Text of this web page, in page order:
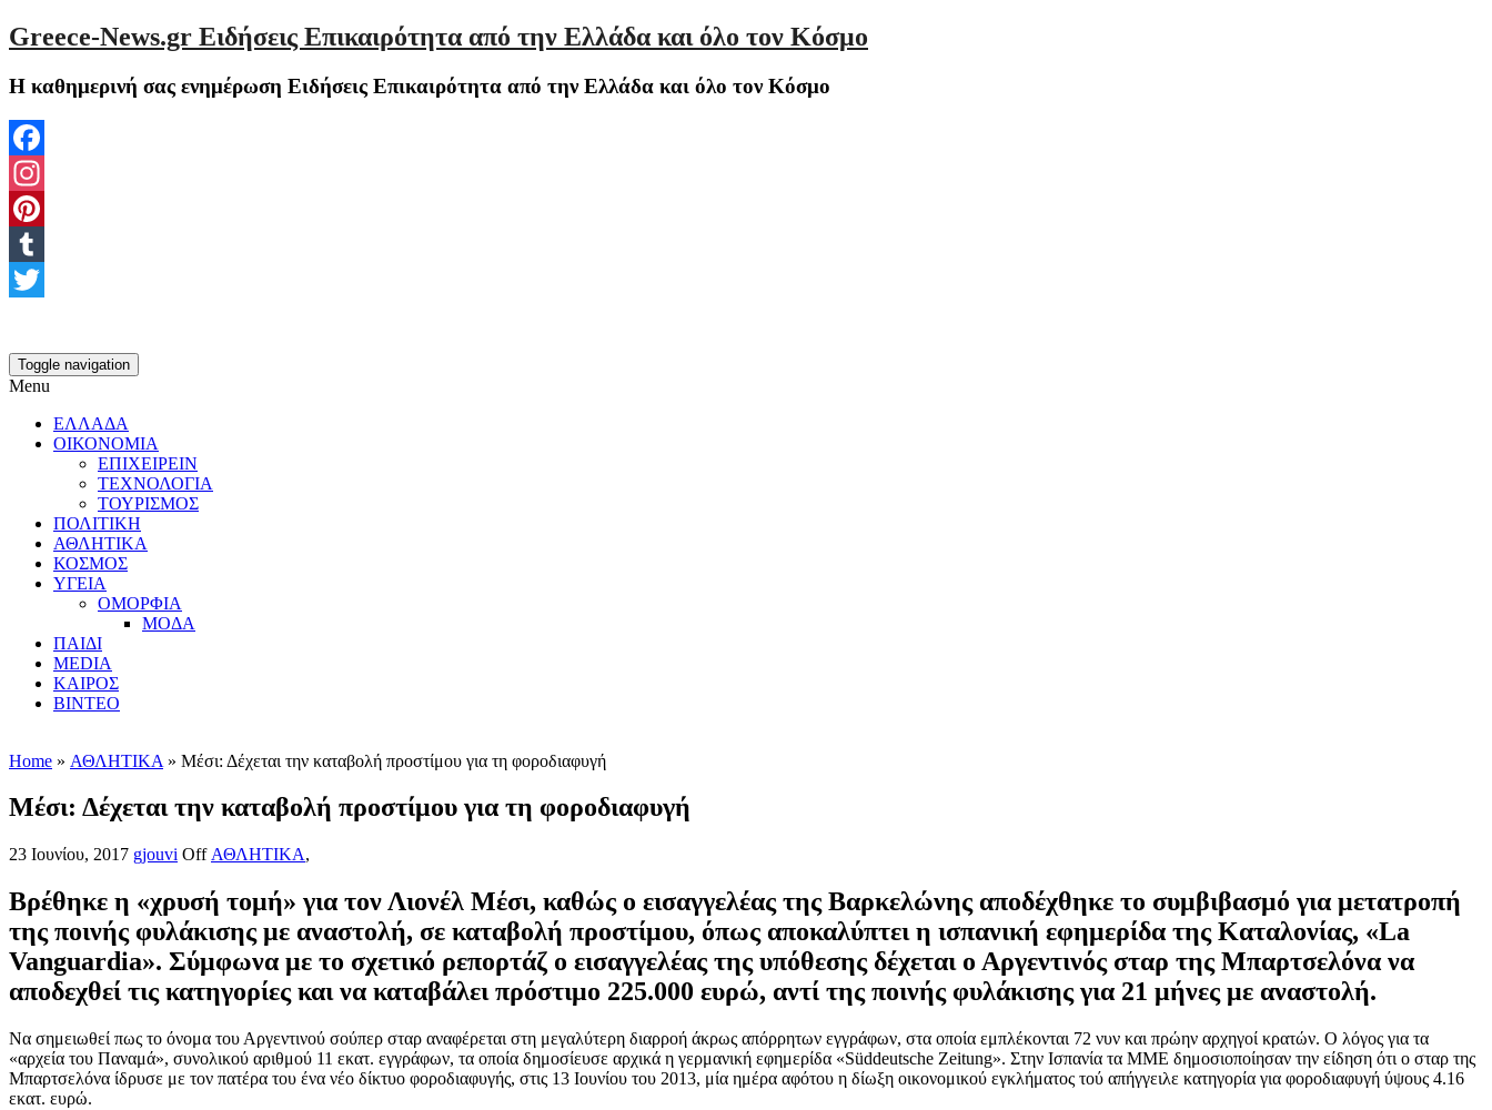
Greece-News.gr Ειδήσεις Επικαιρότητα από την Ελλάδα και όλο τον Κόσμο
Η καθημερινή σας ενημέρωση Ειδήσεις Επικαιρότητα από την Ελλάδα και όλο τον Κόσμο
Facebook
Instagram
Pinterest
Tumblr
Toggle navigation
Menu
ΕΛΛΑΔΑ
ΟΙΚΟΝΟΜΙΑ
ΕΠΙΧΕΙΡΕΙΝ
ΤΕΧΝΟΛΟΓΙΑ
ΤΟΥΡΙΣΜΟΣ
ΠΟΛΙΤΙΚΗ
ΑΘΛΗΤΙΚΑ
ΚΟΣΜΟΣ
ΥΓΕΙΑ
ΟΜΟΡΦΙΑ
ΜΟΔΑ
ΠΑΙΔΙ
MEDIA
ΚΑΙΡΟΣ
ΒΙΝΤΕΟ
Home » ΑΘΛΗΤΙΚΑ » Μέσι: Δέχεται την καταβολή προστίμου για τη φοροδιαφυγή
Μέσι: Δέχεται την καταβολή προστίμου για τη φοροδιαφυγή
23 Ιουνίου, 2017 gjouvi Off ΑΘΛΗΤΙΚΑ,
Βρέθηκε η «χρυσή τομή» για τον Λιονέλ Μέσι, καθώς ο εισαγγελέας της Βαρκελώνης αποδέχθηκε το συμβιβασμό για μετατροπή
της ποινής φυλάκισης με αναστολή, σε καταβολή προστίμου, όπως αποκαλύπτει η ισπανική εφημερίδα της Καταλονίας, «La
Vanguardia». Σύμφωνα με το σχετικό ρεπορτάζ ο εισαγγελέας της υπόθεσης δέχεται ο Αργεντινός σταρ της Μπαρτσελόνα να
αποδεχθεί τις κατηγορίες και να καταβάλει πρόστιμο 225.000 ευρώ, αντί της ποινής φυλάκισης για 21 μήνες με αναστολή.
Να σημειωθεί πως το όνομα του Αργεντινού σούπερ σταρ αναφέρεται στη μεγαλύτερη διαρροή άκρως απόρρητων εγγράφων, στα οποία εμπλέκονται 72 νυν και πρώην αρχηγοί κρατών. Ο λόγος για τα
«αρχεία του Παναμά», συνολικού αριθμού 11 εκατ. εγγράφων, τα οποία δημοσίευσε αρχικά η γερμανική εφημερίδα «Süddeutsche Zeitung». Στην Ισπανία τα ΜΜΕ δημοσιοποίησαν την είδηση ότι ο σταρ της
Μπαρτσελόνα ίδρυσε με τον πατέρα του ένα νέο δίκτυο φοροδιαφυγής, στις 13 Ιουνίου του 2013, μία ημέρα αφότου η δίωξη οικονομικού εγκλήματος τού απήγγειλε κατηγορία για φοροδιαφυγή ύψους 4.16
εκατ. ευρώ.